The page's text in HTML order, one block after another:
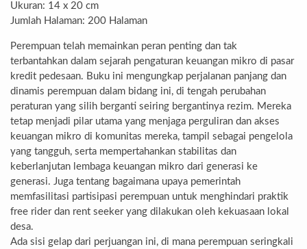
Ukuran: 14 x 20 cm
Jumlah Halaman: 200 Halaman
Perempuan telah memainkan peran penting dan tak
terbantahkan dalam sejarah pengaturan keuangan mikro di pasar
kredit pedesaan. Buku ini mengungkap perjalanan panjang dan
dinamis perempuan dalam bidang ini, di tengah perubahan
peraturan yang silih berganti seiring bergantinya rezim. Mereka
tetap menjadi pilar utama yang menjaga perguliran dan akses
keuangan mikro di komunitas mereka, tampil sebagai pengelola
yang tangguh, serta mempertahankan stabilitas dan
keberlanjutan lembaga keuangan mikro dari generasi ke
generasi. Juga tentang bagaimana upaya pemerintah
memfasilitasi partisipasi perempuan untuk menghindari praktik
free rider dan rent seeker yang dilakukan oleh kekuasaan lokal
desa.
Ada sisi gelap dari perjuangan ini, di mana perempuan seringkali